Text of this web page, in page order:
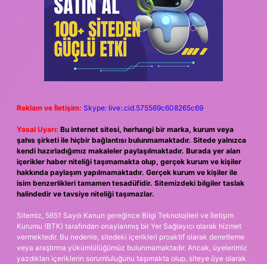
Reklam ve İletişim: Skype: live:.cid.575569c608265c69
Yasal Uyarı: Bu internet sitesi, herhangi bir marka, kurum veya
şahıs şirketi ile hiçbir bağlantısı bulunmamaktadır. Sitede yalnızca
kendi hazırladığımız makaleler paylaşılmaktadır. Burada yer alan
içerikler haber niteliği taşımamakta olup, gerçek kurum ve kişiler
hakkında paylaşım yapılmamaktadır. Gerçek kurum ve kişiler ile
isim benzerlikleri tamamen tesadüfidir. Sitemizdeki bilgiler taslak
halindedir ve tavsiye niteliği taşımazlar.
Sitemiz, 5651 Sayılı Kanun gereğince Bilgi Teknolojileri ve İletişim
Kurumu (BTK) tarafından onaylanmış bir Yer Sağlayıcı olarak hizmet
vermektedir. Bu nedenle, sitedeki içerikleri proaktif olarak denetleme
veya araştırma yükümlülüğümüz bulunmamaktadır. Ancak, üyelerimiz
yazdıkları içeriklerin sorumluluğunu taşımakta olup, siteye üye olarak